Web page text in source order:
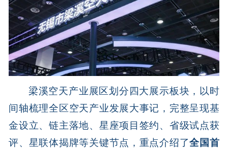
梁溪空天产业展区划分四大展示板块，以时
间轴梳理全区空天产业发展大事记，完整呈现基
金设立、链主落地、星座项目签约、省级试点获
评、星联体揭牌等关键节点，重点介绍了全国首